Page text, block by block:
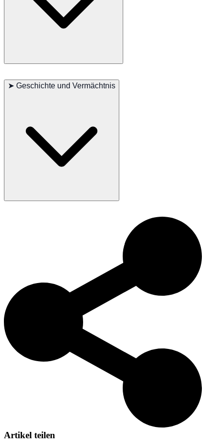
Kleinere Bedenken: Zahnprobleme
➤ Geschichte und Vermächtnis
ihres charmanten Charakters weltweit großer Beliebtheit erfreut.
Diese in den USA entwickelte Katze wird aufgrund ihres
einzigartigen Erbes von Katzenliebhabern weltweit geschätzt.
Artikel teilen